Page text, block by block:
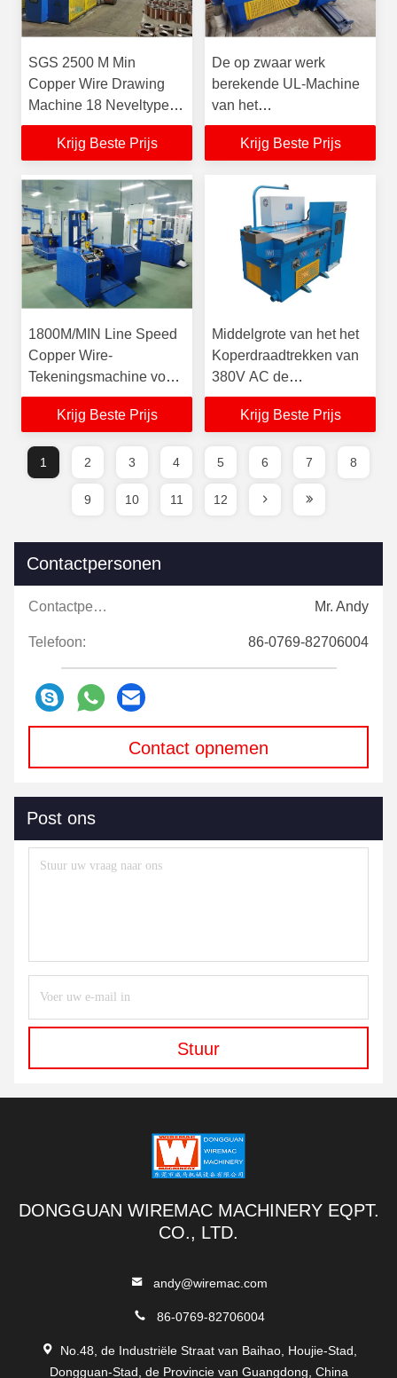
SGS 2500 M Min
Copper Wire Drawing
Machine 18 Neveltype
van kW AC
Krijg Beste Prijs
De op zwaar werk
berekende UL-Machine
van het
Koperdraadtrekken, de
Goedkope Machine van
Draadtrekken
Krijg Beste Prijs
1800M/MIN Line Speed
Copper Wire-
Tekeningsmachine voor
Kabeluitdrijving
Krijg Beste Prijs
Middelgrote van het het
Koperdraadtrekken van
380V AC de
Machineafzet
0.170.7MM
Krijg Beste Prijs
1 2 3 4 5 6 7 8
9 10 11 12
Contactpersonen
Contactpersonen: Mr. Andy
Telefoon: 86-0769-82706004
Contact opnemen
Post ons
Stuur
DONGGUAN WIREMAC MACHINERY EQPT.
CO., LTD.
andy@wiremac.com
86-0769-82706004
No.48, de Industriële Straat van Baihao, Houjie-Stad,
Dongguan-Stad, de Provincie van Guangdong, China